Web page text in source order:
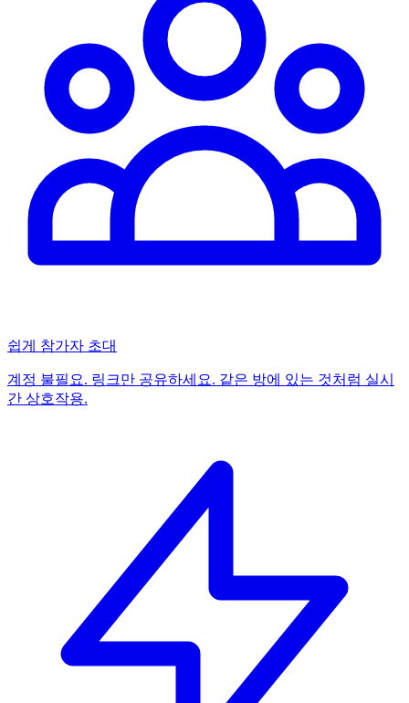
쉽게 참가자 초대
계정 불필요. 링크만 공유하세요. 같은 방에 있는 것처럼 실시
간 상호작용.